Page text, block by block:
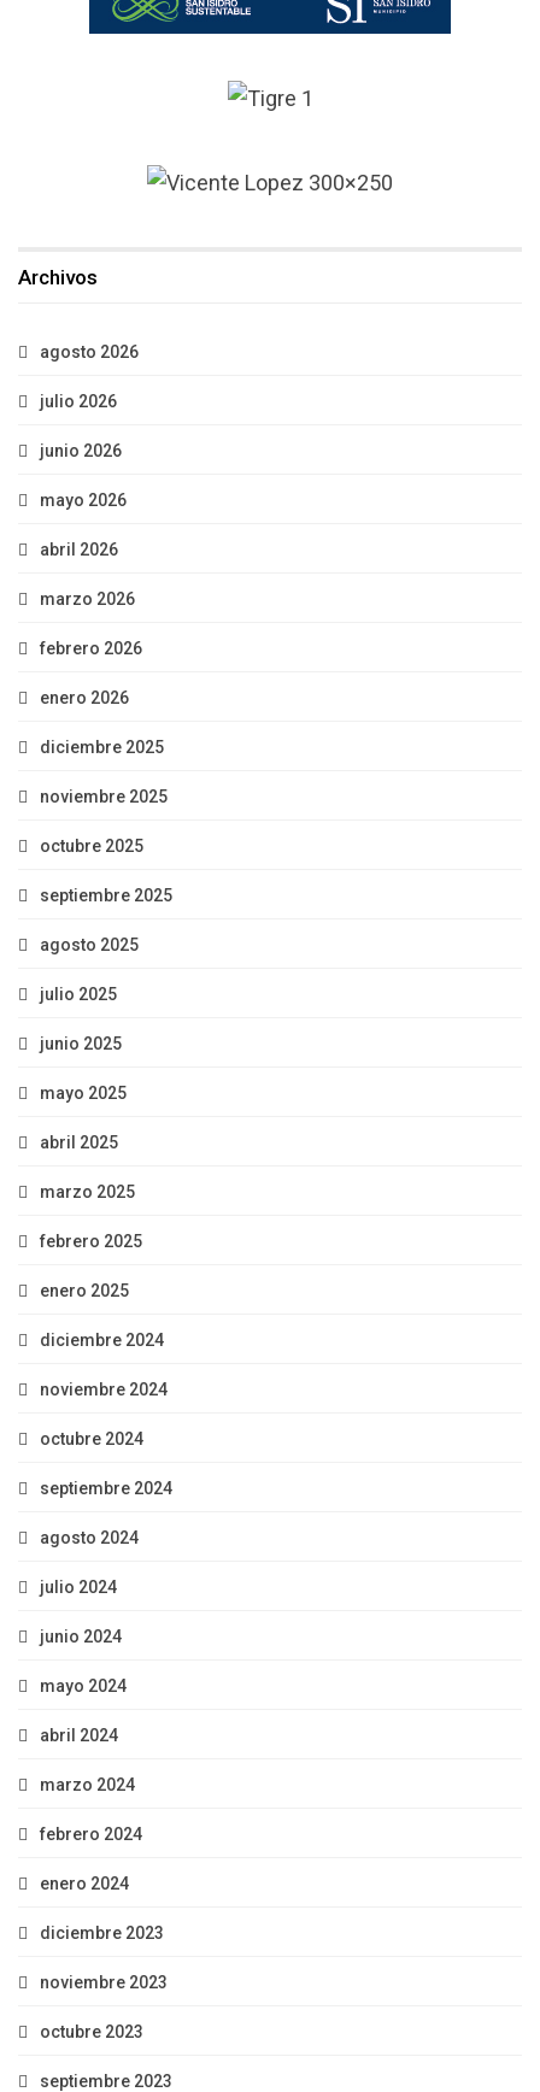
Archivos
agosto 2026
julio 2026
junio 2026
mayo 2026
abril 2026
marzo 2026
febrero 2026
enero 2026
diciembre 2025
noviembre 2025
octubre 2025
septiembre 2025
agosto 2025
julio 2025
junio 2025
mayo 2025
abril 2025
marzo 2025
febrero 2025
enero 2025
diciembre 2024
noviembre 2024
octubre 2024
septiembre 2024
agosto 2024
julio 2024
junio 2024
mayo 2024
abril 2024
marzo 2024
febrero 2024
enero 2024
diciembre 2023
noviembre 2023
octubre 2023
septiembre 2023